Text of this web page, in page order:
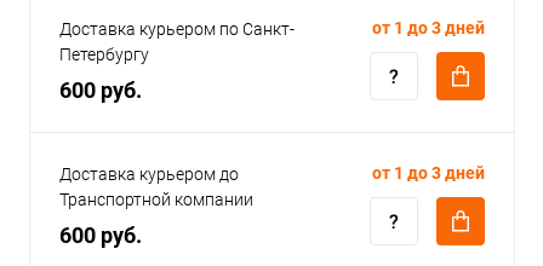
Доставка курьером по Санкт-
Петербургу
600 руб.
от 1 до 3 дней
Доставка курьером до
Транспортной компании
600 руб.
от 1 до 3 дней